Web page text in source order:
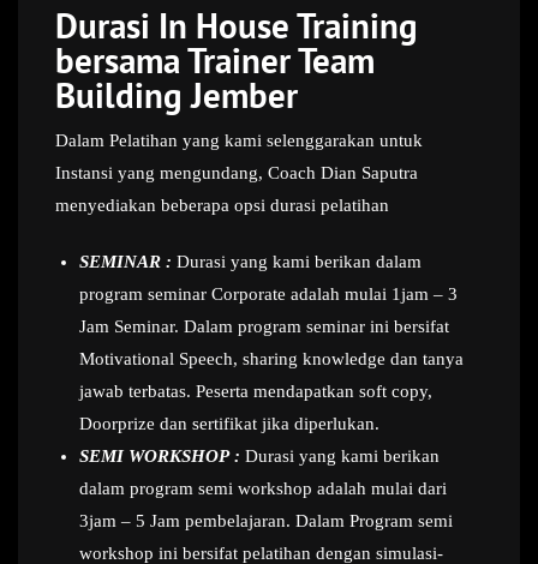
Durasi In House Training
bersama Trainer Team
Building Jember
Dalam Pelatihan yang kami selenggarakan untuk
Instansi yang mengundang, Coach Dian Saputra
menyediakan beberapa opsi durasi pelatihan
SEMINAR : Durasi yang kami berikan dalam
program seminar Corporate adalah mulai 1jam – 3
Jam Seminar. Dalam program seminar ini bersifat
Motivational Speech, sharing knowledge dan tanya
jawab terbatas. Peserta mendapatkan soft copy,
Doorprize dan sertifikat jika diperlukan.
SEMI WORKSHOP : Durasi yang kami berikan
dalam program semi workshop adalah mulai dari
3jam – 5 Jam pembelajaran. Dalam Program semi
workshop ini bersifat pelatihan dengan simulasi-